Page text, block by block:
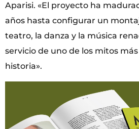
Aparisi. «El proyecto ha
años hasta configurar un
teatro, la danza y la música
servicio de uno de los mitos
historia».